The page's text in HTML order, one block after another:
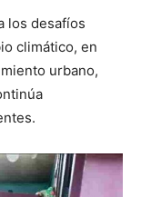
los desafíos
climático, en
urbano,